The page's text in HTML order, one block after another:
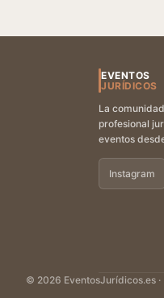
EVENTOS
JURÍDICOS
La
profesional
eventos
Instagram
© 2026 EventosJurídicos.es